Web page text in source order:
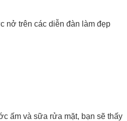
nở trên các diễn đàn làm đẹp
ấm và sữa rửa mặt, bạn sẽ thấy